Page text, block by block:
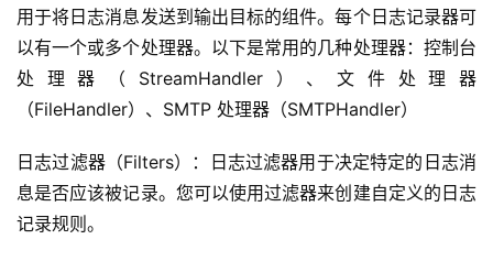
n
u
x
用于将日志消息发送到输出目标的组件。每个日志记录器可
以有一个或多个处理器。以下是常用的几种处理器：控制台
处理器（StreamHandler）、文件处理器
（FileHandler）、SMTP 处理器（SMTPHandler）
日志过滤器（Filters）：日志过滤器用于决定特定的日志消
息是否应该被记录。您可以使用过滤器来创建自定义的日志
记录规则。